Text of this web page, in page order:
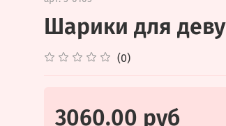
Шарики для
(0)
3060.00 руб